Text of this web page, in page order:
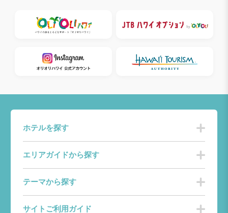
ホテルを探す
エリアガイドから探す
テーマから探す
サイトご利用ガイド